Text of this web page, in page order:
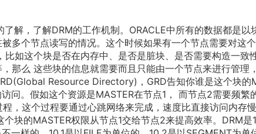
解，了解DRM的工作机制。ORACLE中所有的数据都是以
多个节点读写的情况。这个时候如果有一个节点需要对这
如这个块是否在内存中、是否是脏块、是否需要构造一致
那么 这些块的信息就需要而且只能由一个节点来进行管理
Resource Directory)，GRD告知你谁是这个块的
问。假如这个资源是MASTER在节点1， 而节点2需要频繁
，这个过程要通过心跳网络来完成，速度比直接访问内存
块的MASTER权限从节点1交给节点2来提高效率。DRM是